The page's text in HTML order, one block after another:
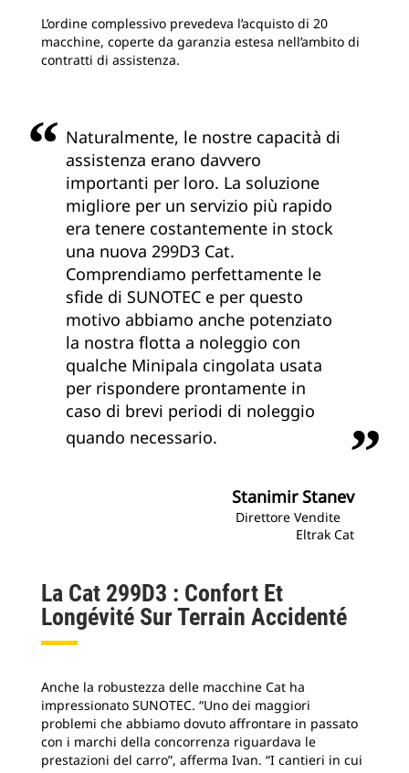
L’ordine complessivo prevedeva l’acquisto di 20
macchine, coperte da garanzia estesa nell’ambito di
contratti di assistenza.
Naturalmente, le nostre capacità di
assistenza erano davvero
importanti per loro. La soluzione
migliore per un servizio più rapido
era tenere costantemente in stock
una nuova 299D3 Cat.
Comprendiamo perfettamente le
sfide di SUNOTEC e per questo
motivo abbiamo anche potenziato
la nostra flotta a noleggio con
qualche Minipala cingolata usata
per rispondere prontamente in
caso di brevi periodi di noleggio
quando necessario.
Stanimir Stanev
Direttore Vendite
Eltrak Cat
La Cat 299D3 : Confort Et
Longévité Sur Terrain Accidenté
Anche la robustezza delle macchine Cat ha
impressionato SUNOTEC. “Uno dei maggiori
problemi che abbiamo dovuto affrontare in passato
con i marchi della concorrenza riguardava le
prestazioni del carro”, afferma Ivan. “I cantieri in cui